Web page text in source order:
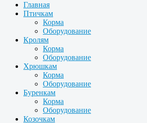
Главная
Птичкам
Корма
Оборудование
Кролям
Корма
Оборудование
Хрюшкам
Корма
Оборудование
Буренкам
Корма
Оборудование
Козочкам